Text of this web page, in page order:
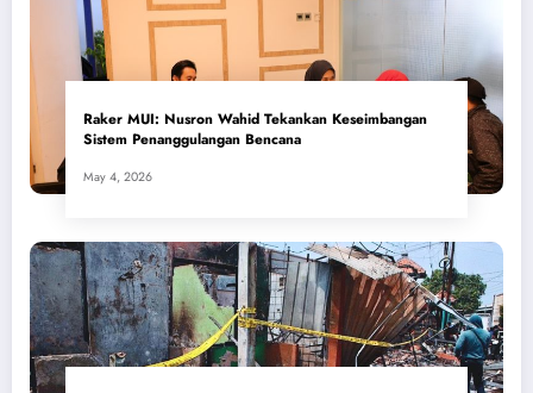
​Raker MUI: Nusron Wahid Tekankan Keseimbangan
Sistem Penanggulangan Bencana
May 4, 2026